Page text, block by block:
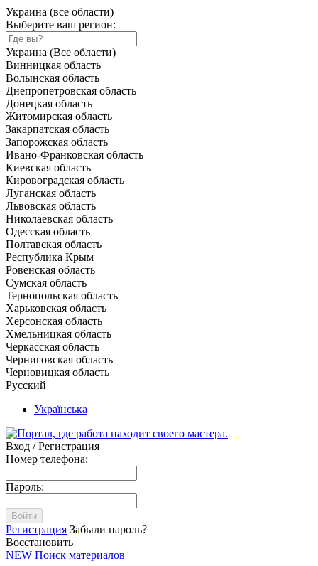
Украина (все области)
Выберите ваш регион:
Украина (Все области)
Винницкая область
Волынская область
Днепропетровская область
Донецкая область
Житомирская область
Закарпатская область
Запорожская область
Ивано-Франковская область
Киевская область
Кировоградская область
Луганская область
Львовская область
Николаевская область
Одесская область
Полтавская область
Республика Крым
Ровенская область
Сумская область
Тернопольская область
Харьковская область
Херсонская область
Хмельницкая область
Черкасская область
Черниговская область
Черновицкая область
Русский
Українська
Вход / Регистрация
Номер телефона:
Пароль:
Войти
Регистрация Забыли пароль?
Восстановить
NEW Поиск материалов